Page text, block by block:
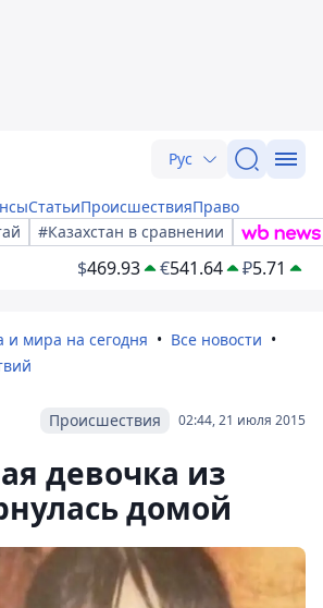
Рус
СтатьиПроисшествияПраво
#Казахстан в сравнении
$469.93 €541.64 ₽5.71
и мира на сегодня
Все новости
02:44, 21 июля 2015
Происшествия
девочка из
домой